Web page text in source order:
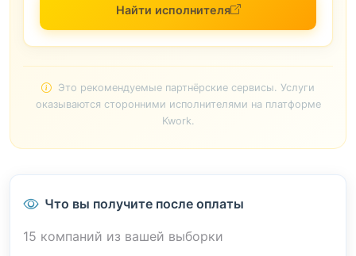
Найти исполнителя
Это рекомендуемые партнёрские сервисы. Услуги
оказываются сторонними исполнителями на платформе
Kwork.
Что вы получите после оплаты
15 компаний из вашей выборки